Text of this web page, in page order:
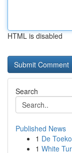
HTML is disabled
Search
Published News
1 De
1 White